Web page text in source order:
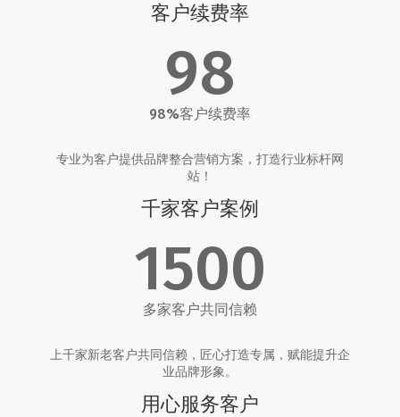
客户续费率
98
98%客户续费率
专业为客户提供品牌整合营销方案，打造行业标杆网
站！
千家客户案例
1500
多家客户共同信赖
上千家新老客户共同信赖，匠心打造专属，赋能提升企
业品牌形象。
用心服务客户